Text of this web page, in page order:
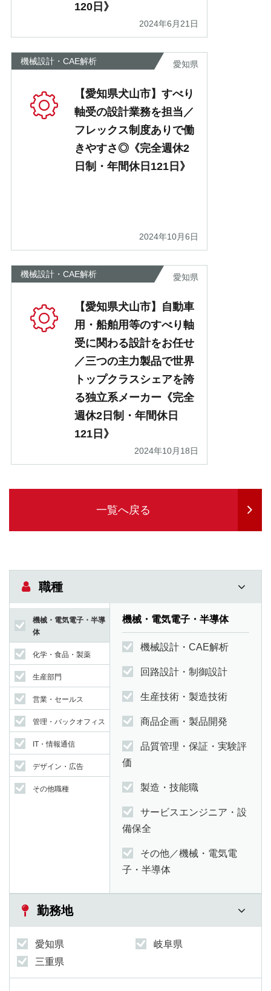
120日》
2024年6月21日
機械設計・CAE解析 愛知県
【愛知県犬山市】すべり
軸受の設計業務を担当／
フレックス制度ありで働
きやすさ◎《完全週休2
日制・年間休日121日》
2024年10月6日
機械設計・CAE解析 愛知県
【愛知県犬山市】自動車
用・船舶用等のすべり軸
受に関わる設計をお任せ
／三つの主力製品で世界
トップクラスシェアを誇
る独立系メーカー《完全
週休2日制・年間休日
121日》
2024年10月18日
一覧へ戻る
職種
機械・電気電子・半導
体
化学・食品・製薬
生産部門
営業・セールス
管理・バックオフィス
IT・情報通信
デザイン・広告
その他職種
機械・電気電子・半導体
機械設計・CAE解析
回路設計・制御設計
生産技術・製造技術
商品企画・製品開発
品質管理・保証・実験評
価
製造・技能職
サービスエンジニア・設
備保全
その他／機械・電気電
子・半導体
勤務地
愛知県
岐阜県
三重県